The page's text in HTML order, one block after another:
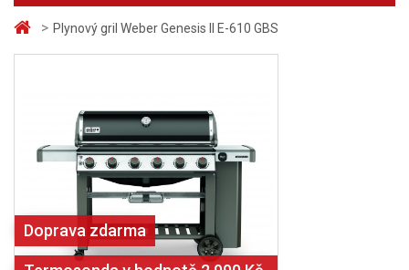
> Plynový gril Weber Genesis II E-610 GBS
Doprava zdarma